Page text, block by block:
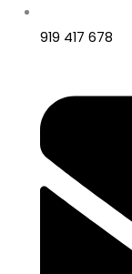
919 417 678